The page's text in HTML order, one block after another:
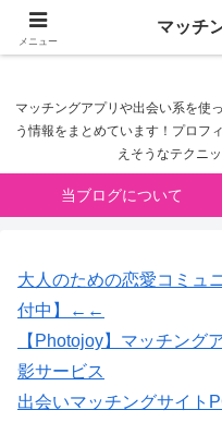
マッチ
マッチングアプリや出会い系を使
う情報をまとめています！プロフ
えそうなテクニ
当ブログについて
大人のための恋愛コミ
付中】←←
【Photojoy】マッチング
影サービス
出会いマッチングサイト
メニュー
マッチ